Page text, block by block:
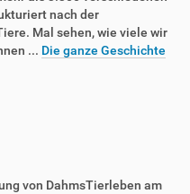
nach der
Mal sehen, wie viele wir
... Die ganze Geschichte
von DahmsTierleben am